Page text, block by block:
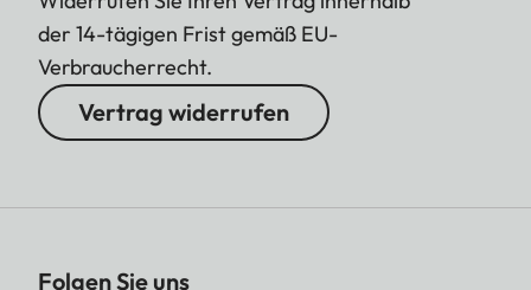
der 14-tägigen Frist gemäß EU-
Verbraucherrecht.
Vertrag widerrufen
Folgen Sie uns